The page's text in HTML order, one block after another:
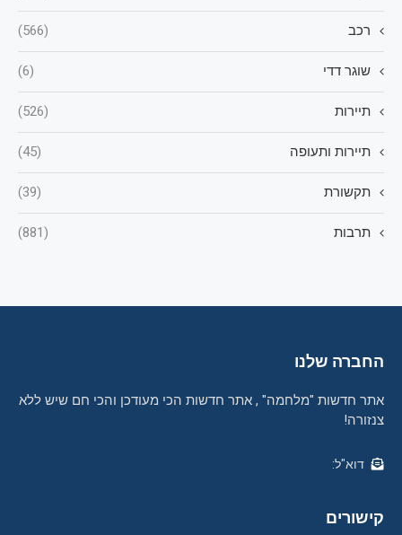
רכב (566)
שוגר דדי (6)
תיירות (526)
תיירות ותעופה (45)
תקשורת (39)
תרבות (881)
החברה שלנו
אתר חדשות "מלחמה" , אתר חדשות הכי מעודכן והכי חם שיש ללא
צנזורה!
דוא"ל:
קישורים